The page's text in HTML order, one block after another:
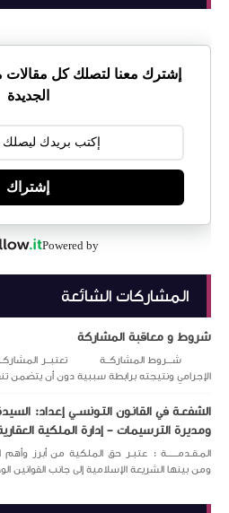
إشترك معنا لتصلك كل مقالات
الجديدة
إشتراك
Powered by
المشاركات الشائعة
شروط و معاقبة المشاركة
شـــروط المشاركــة تعتبــر المشاركـة
الإجرامي ونتيجته برابطة سببية دون أن يتضمن
الشفعـة في القانـون التـونســي إعداد:
ومديرة الترسيمات – إدارة الملكية
المـقـدمــــــة : عتبـر حق الملكية من أبرز
ومن بينها الشريعة الإسلامية إلى جانب القوانين